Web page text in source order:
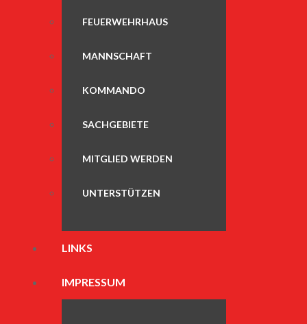
FEUERWEHRHAUS
MANNSCHAFT
KOMMANDO
SACHGEBIETE
MITGLIED WERDEN
UNTERSTÜTZEN
LINKS
IMPRESSUM